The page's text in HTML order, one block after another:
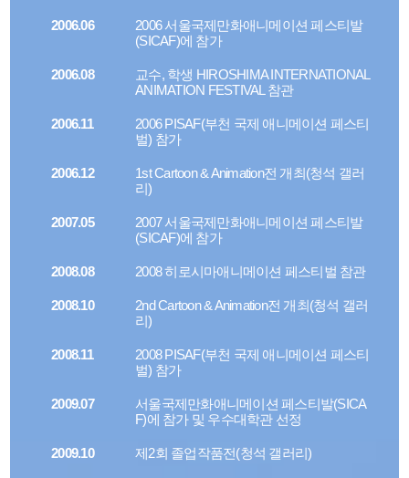
2006.06
2006 서울국제만화애니메이션 페스티발
(SICAF)에 참가
2006.08
교수, 학생 HIROSHIMA INTERNATIONAL
ANIMATION FESTIVAL 참관
2006.11
2006 PISAF(부천 국제 애니메이션 페스티
벌) 참가
2006.12
1st Cartoon & Animation전 개최(청석 갤러
리)
2007.05
2007 서울국제만화애니메이션 페스티발
(SICAF)에 참가
2008.08 2008 히로시마애니메이션 페스티벌 참관
2008.10
2nd Cartoon & Animation전 개최(청석 갤러
리)
2008.11
2008 PISAF(부천 국제 애니메이션 페스티
벌) 참가
2009.07
서울국제만화애니메이션 페스티발(SICA
F)에 참가 및 우수대학관 선정
2009.10 제2회 졸업작품전(청석 갤러리)